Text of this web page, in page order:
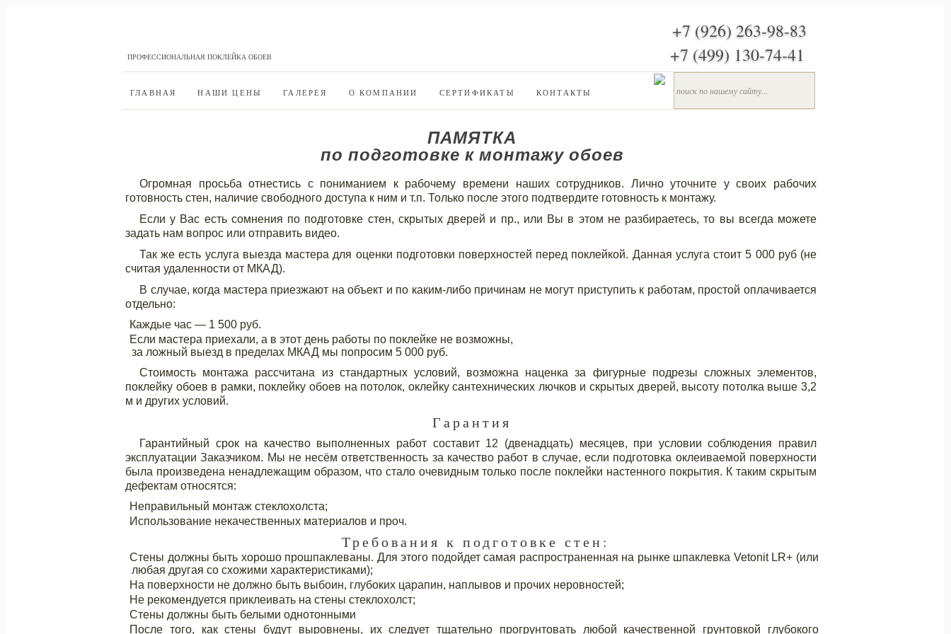
ПРОФЕССИОНАЛЬНАЯ ПОКЛЕЙКА ОБОЕВ
+7 (926) 263-98-83
+7 (499) 130-74-41
ГЛАВНАЯ НАШИ ЦЕНЫ ГАЛЕРЕЯ О КОМПАНИИ СЕРТИФИКАТЫ КОНТАКТЫ
ПАМЯТКА
по подготовке к монтажу обоев
Огромная просьба отнестись с пониманием к рабочему времени наших сотрудников. Лично уточните у своих рабочих
готовность стен, наличие свободного доступа к ним и т.п. Только после этого подтвердите готовность к монтажу.
Если у Вас есть сомнения по подготовке стен, скрытых дверей и пр., или Вы в этом не разбираетесь, то вы всегда можете
задать нам вопрос или отправить видео.
Так же есть услуга выезда мастера для оценки подготовки поверхностей перед поклейкой. Данная услуга стоит 5 000 руб (не
считая удаленности от МКАД).
В случае, когда мастера приезжают на объект и по каким-либо причинам не могут приступить к работам, простой оплачивается
отдельно:
Каждые час — 1 500 руб.
Если мастера приехали, а в этот день работы по поклейке не возможны,
за ложный выезд в пределах МКАД мы попросим 5 000 руб.
Стоимость монтажа рассчитана из стандартных условий, возможна наценка за фигурные подрезы сложных элементов,
поклейку обоев в рамки, поклейку обоев на потолок, оклейку сантехнических лючков и скрытых дверей, высоту потолка выше 3,2
м и других условий.
Гарантия
Гарантийный срок на качество выполненных работ составит 12 (двенадцать) месяцев, при условии соблюдения правил
эксплуатации Заказчиком. Мы не несём ответственность за качество работ в случае, если подготовка оклеиваемой поверхности
была произведена ненадлежащим образом, что стало очевидным только после поклейки настенного покрытия. К таким скрытым
дефектам относятся:
Неправильный монтаж стеклохолста;
Использование некачественных материалов и проч.
Требования к подготовке стен:
Стены должны быть хорошо прошпаклеваны. Для этого подойдет самая распространенная на рынке шпаклевка Vetonit LR+ (или
любая другая со схожими характеристиками);
На поверхности не должно быть выбоин, глубоких царапин, наплывов и прочих неровностей;
Не рекомендуется приклеивать на стены стеклохолст;
Стены должны быть белыми однотонными
После того, как стены будут выровнены, их следует тщательно прогрунтовать любой качественной грунтовкой глубокого